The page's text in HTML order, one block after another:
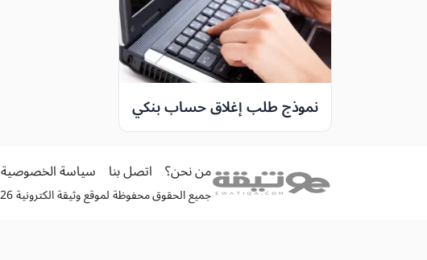
نموذج طلب إغلاق حساب بنكي
من نحن؟ اتصل بنا سياسة الخصوصية
جميع الحقوق محفوظة لموقع وثيقة الكترونية 2026 © برمجة وتطوير